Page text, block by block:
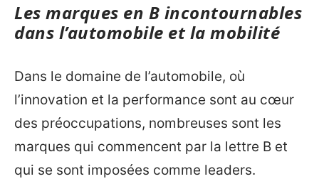
Les marques en B incontournables
dans l’automobile et la mobilité
Dans le domaine de l’automobile, où
l’innovation et la performance sont au cœur
des préoccupations, nombreuses sont les
marques qui commencent par la lettre B et
qui se sont imposées comme leaders.